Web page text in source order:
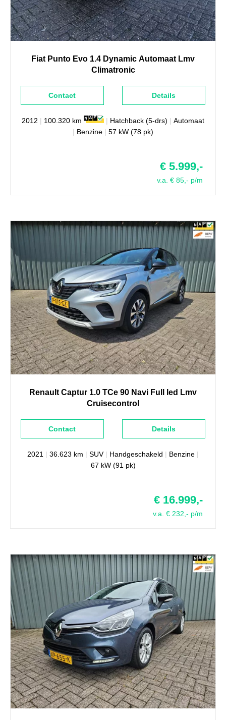
Fiat Punto Evo 1.4 Dynamic Automaat Lmv
Climatronic
Details
Contact
2012 | 100.320 km | Hatchback (5-drs) | Automaat
| Benzine | 57 kW (78 pk)
€ 5.999,-
v.a. € 85,- p/m
Renault Captur 1.0 TCe 90 Navi Full led Lmv
Cruisecontrol
Details
Contact
2021 | 36.623 km | SUV| Handgeschakeld | Benzine |
67 kW (91 pk)
€ 16.999,-
v.a. € 232,- p/m